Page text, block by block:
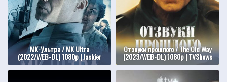
МК-Ультра / MK Ultra
(2022/WEB-DL) 1080p | Jaskier
Отзвуки прошлого / The Old Way
(2023/WEB-DL) 1080p | TVShows